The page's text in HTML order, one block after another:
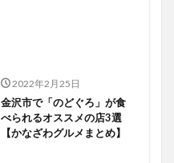
2022年2月25日
金沢市で「のどぐろ」が食
べられるオススメの店3選
【かなざわグルメまとめ】